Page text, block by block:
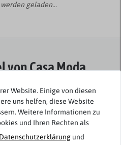
geladen...
von Casa Moda
Website. Einige von diesen
uns helfen, diese Website
Weitere Informationen zu
und Ihren Rechten als
Daten­schutz­erklärung und